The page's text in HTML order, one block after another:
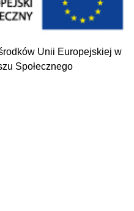
Unii Europejskiej w
Społecznego